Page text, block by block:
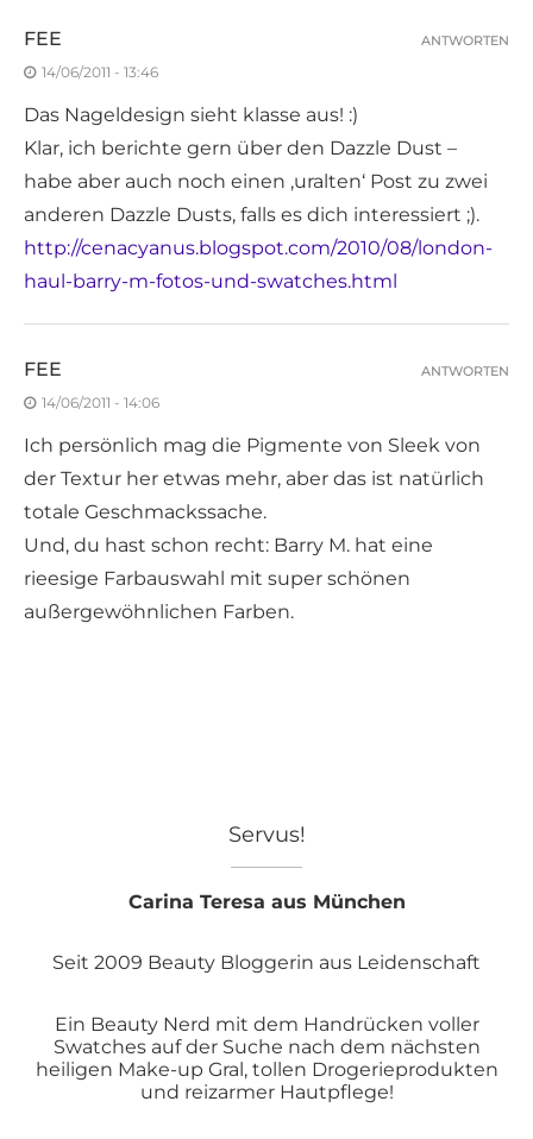
FEE
14/06/2011 - 13:46
Das Nageldesign sieht klasse aus! :)
Klar, ich berichte gern über den Dazzle Dust –
habe aber auch noch einen ‚uralten‘ Post zu zwei
anderen Dazzle Dusts, falls es dich interessiert ;).
http://cenacyanus.blogspot.com/2010/08/london-
haul-barry-m-fotos-und-swatches.html
ANTWORTEN
FEE
14/06/2011 - 14:06
Ich persönlich mag die Pigmente von Sleek von
der Textur her etwas mehr, aber das ist natürlich
totale Geschmackssache.
Und, du hast schon recht: Barry M. hat eine
rieesige Farbauswahl mit super schönen
außergewöhnlichen Farben.
ANTWORTEN
Servus!
Carina Teresa aus München
Seit 2009 Beauty Bloggerin aus Leidenschaft
Ein Beauty Nerd mit dem Handrücken voller
Swatches auf der Suche nach dem nächsten
heiligen Make-up Gral, tollen Drogerieprodukten
und reizarmer Hautpflege!